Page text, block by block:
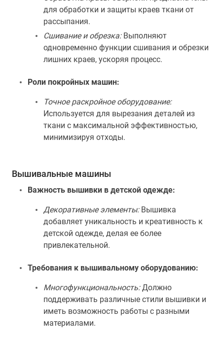
для обработки и защиты краев ткани от
рассыпания.
Сшивание и обрезка:Выполняют
одновременно функции сшивания и обрезки
лишних краев, ускоряя процесс.
Роли покройных машин:
Точное раскройное оборудование:
Используется для вырезания деталей из
ткани с максимальной эффективностью,
минимизируя отходы.
Вышивальные машины
Важность вышивки в детской одежде:
Декоративные элементы:Вышивка
добавляет уникальность и креативность к
детской одежде, делая ее более
привлекательной.
Требования к вышивальному оборудованию:
Многофункциональность:Должно
поддерживать различные стили вышивки и
иметь возможность работы с разными
материалами.